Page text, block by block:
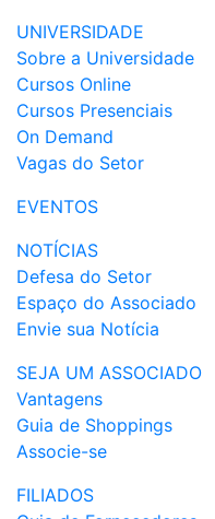
UNIVERSIDADE
Sobre a Universidade
Cursos Online
Cursos Presenciais
On Demand
Vagas do Setor
EVENTOS
NOTÍCIAS
Defesa do Setor
Espaço do Associado
Envie sua Notícia
SEJA UM ASSOCIADO
Vantagens
Guia de Shoppings
Associe-se
FILIADOS